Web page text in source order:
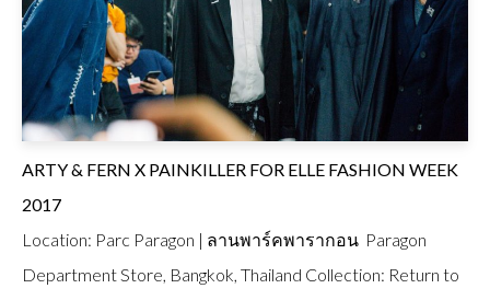
ARTY & FERN X PAINKILLER FOR ELLE FASHION WEEK
2017
Location: Parc Paragon | ลานพาร์คพารากอน Paragon
Department Store, Bangkok, Thailand Collection: Return to